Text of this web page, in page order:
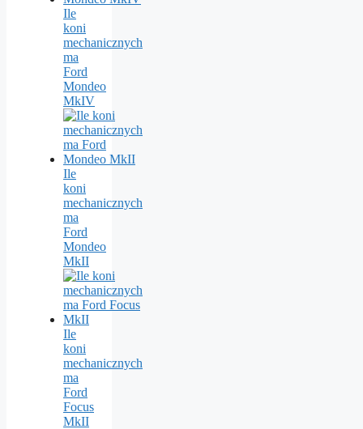
Ile
koni
mechanicznych
ma
Ford
Mondeo
MkIV
Ile
koni
mechanicznych
ma
Ford
Mondeo
MkII
Ile
koni
mechanicznych
ma
Ford
Focus
MkII